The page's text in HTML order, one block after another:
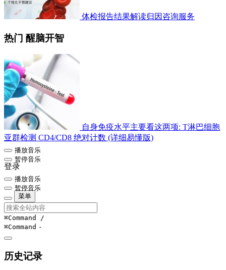
体检报告结果解读归因咨询服务
热门 醒脑开智
自身免疫水平主要看这两项: T淋巴细胞
亚群检测 CD4/CD8 绝对计数 (详细易懂版)
播放音乐
暂停音乐
登录
播放音乐
暂停音乐
菜单
⌘Command /
⌘Command -
历史记录